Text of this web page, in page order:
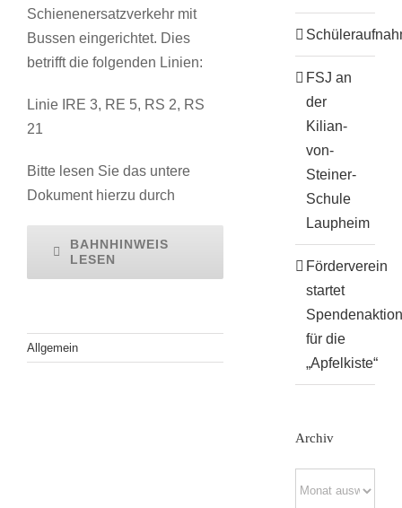
Schienenersatzverkehr mit
Bussen eingerichtet. Dies
betrifft die folgenden Linien:
Linie IRE 3, RE 5, RS 2, RS
21
Bitte lesen Sie das untere
Dokument hierzu durch
BAHNHINWEIS
LESEN
Allgemein
FSJ an
der
Kilian-
von-
Steiner-
Schule
Laupheim
Förderverein
startet
Spendenaktion
für die
„Apfelkiste“
Archiv